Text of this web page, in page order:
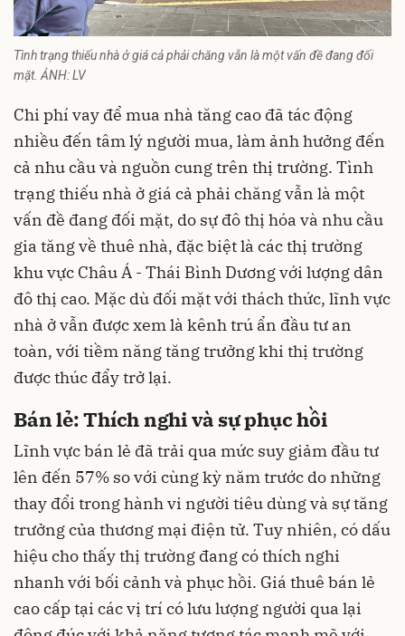
Tình trạng thiếu nhà ở giá cả phải chăng vẫn là một vấn đề đang đối
mặt. ẢNH: LV
Chi phí vay để mua nhà tăng cao đã tác động
nhiều đến tâm lý người mua, làm ảnh hưởng đến
cả nhu cầu và nguồn cung trên thị trường. Tình
trạng thiếu nhà ở giá cả phải chăng vẫn là một
vấn đề đang đối mặt, do sự đô thị hóa và nhu cầu
gia tăng về thuê nhà, đặc biệt là các thị trường
khu vực Châu Á - Thái Bình Dương với lượng dân
đô thị cao. Mặc dù đối mặt với thách thức, lĩnh vực
nhà ở vẫn được xem là kênh trú ẩn đầu tư an
toàn, với tiềm năng tăng trưởng khi thị trường
được thúc đẩy trở lại.
Bán lẻ: Thích nghi và sự phục hồi
Lĩnh vực bán lẻ đã trải qua mức suy giảm đầu tư
lên đến 57% so với cùng kỳ năm trước do những
thay đổi trong hành vi người tiêu dùng và sự tăng
trưởng của thương mại điện tử. Tuy nhiên, có dấu
hiệu cho thấy thị trường đang có thích nghi
nhanh với bối cảnh và phục hồi. Giá thuê bán lẻ
cao cấp tại các vị trí có lưu lượng người qua lại